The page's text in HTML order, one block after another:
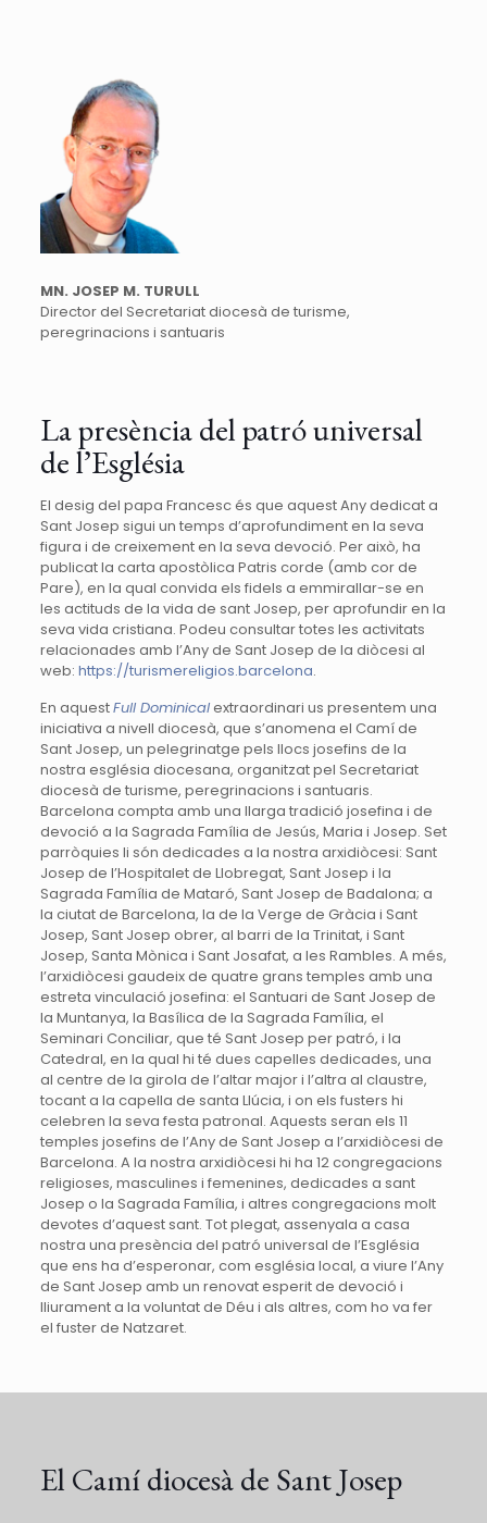
MN. JOSEP M. TURULL
Director del Secretariat diocesà de turisme,
peregrinacions i santuaris
La presència del patró universal
de l’Església
El desig del papa Francesc és que aquest Any dedicat a
Sant Josep sigui un temps d’aprofundiment en la seva
figura i de creixement en la seva devoció. Per això, ha
publicat la carta apostòlica Patris corde (amb cor de
Pare), en la qual convida els fidels a emmirallar-se en
les actituds de la vida de sant Josep, per aprofundir en la
seva vida cristiana. Podeu consultar totes les activitats
relacionades amb l’Any de Sant Josep de la diòcesi al
web: https://turismereligios.barcelona.
En aquestFull Dominicalextraordinari us presentem una
iniciativa a nivell diocesà, que s’anomena el Camí de
Sant Josep, un pelegrinatge pels llocs josefins de la
nostra església diocesana, organitzat pel Secretariat
diocesà de turisme, peregrinacions i santuaris.
Barcelona compta amb una llarga tradició josefina i de
devoció a la Sagrada Família de Jesús, Maria i Josep. Set
parròquies li són dedicades a la nostra arxidiòcesi: Sant
Josep de l’Hospitalet de Llobregat, Sant Josep i la
Sagrada Família de Mataró, Sant Josep de Badalona; a
la ciutat de Barcelona, la de la Verge de Gràcia i Sant
Josep, Sant Josep obrer, al barri de la Trinitat, i Sant
Josep, Santa Mònica i Sant Josafat, a les Rambles. A més,
l’arxidiòcesi gaudeix de quatre grans temples amb una
estreta vinculació josefina: el Santuari de Sant Josep de
la Muntanya, la Basílica de la Sagrada Família, el
Seminari Conciliar, que té Sant Josep per patró, i la
Catedral, en la qual hi té dues capelles dedicades, una
al centre de la girola de l’altar major i l’altra al claustre,
tocant a la capella de santa Llúcia, i on els fusters hi
celebren la seva festa patronal. Aquests seran els 11
temples josefins de l’Any de Sant Josep a l’arxidiòcesi de
Barcelona. A la nostra arxidiòcesi hi ha 12 congregacions
religioses, masculines i femenines, dedicades a sant
Josep o la Sagrada Família, i altres congregacions molt
devotes d’aquest sant. Tot plegat, assenyala a casa
nostra una presència del patró universal de l’Església
que ens ha d’esperonar, com església local, a viure l’Any
de Sant Josep amb un renovat esperit de devoció i
lliurament a la voluntat de Déu i als altres, com ho va fer
el fuster de Natzaret.
El Camí diocesà de Sant Josep